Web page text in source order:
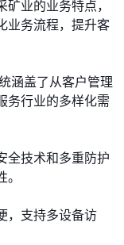
矿业的业务特点，
业务流程，提升客
涵盖了从客户管理
务行业的多样化需
全技术和多重防护
，支持多设备访